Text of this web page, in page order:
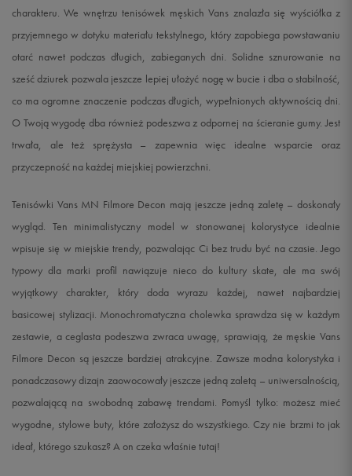
charakteru. We wnętrzu tenisówek męskich Vans znalazła się wyściółka z
przyjemnego w dotyku materiału tekstylnego, który zapobiega powstawaniu
otarć nawet podczas długich, zabieganych dni. Solidne sznurowanie na
sześć dziurek pozwala jeszcze lepiej ułożyć nogę w bucie i dba o stabilność,
co ma ogromne znaczenie podczas długich, wypełnionych aktywnością dni.
O Twoją wygodę dba również podeszwa z odpornej na ścieranie gumy. Jest
trwała, ale też sprężysta – zapewnia więc idealne wsparcie oraz
przyczepność na każdej miejskiej powierzchni.
Tenisówki Vans MN Filmore Decon mają jeszcze jedną zaletę – doskonały
wygląd. Ten minimalistyczny model w stonowanej kolorystyce idealnie
wpisuje się w miejskie trendy, pozwalając Ci bez trudu być na czasie. Jego
typowy dla marki profil nawiązuje nieco do kultury skate, ale ma swój
wyjątkowy charakter, który doda wyrazu każdej, nawet najbardziej
basicowej stylizacji. Monochromatyczna cholewka sprawdza się w każdym
zestawie, a ceglasta podeszwa zwraca uwagę, sprawiają, że męskie Vans
Filmore Decon są jeszcze bardziej atrakcyjne. Zawsze modna kolorystyka i
ponadczasowy dizajn zaowocowały jeszcze jedną zaletą – uniwersalnością,
pozwalającą na swobodną zabawę trendami. Pomyśl tylko: możesz mieć
wygodne, stylowe buty, które założysz do wszystkiego. Czy nie brzmi to jak
ideał, którego szukasz? A on czeka właśnie tutaj!